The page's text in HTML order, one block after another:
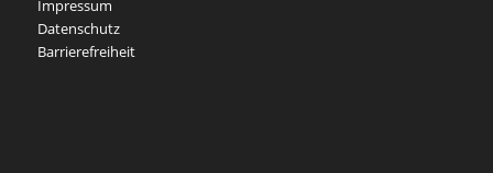
Impressum
Datenschutz
Barrierefreiheit